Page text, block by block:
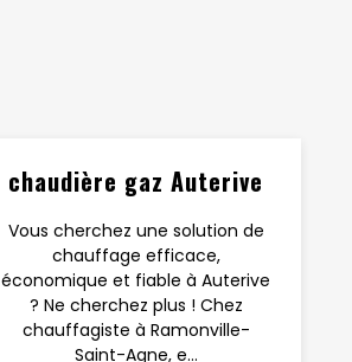
chaudière gaz Auterive
Vous cherchez une solution de
chauffage efficace,
économique et fiable à Auterive
? Ne cherchez plus ! Chez
chauffagiste à Ramonville-
Saint-Agne, e...